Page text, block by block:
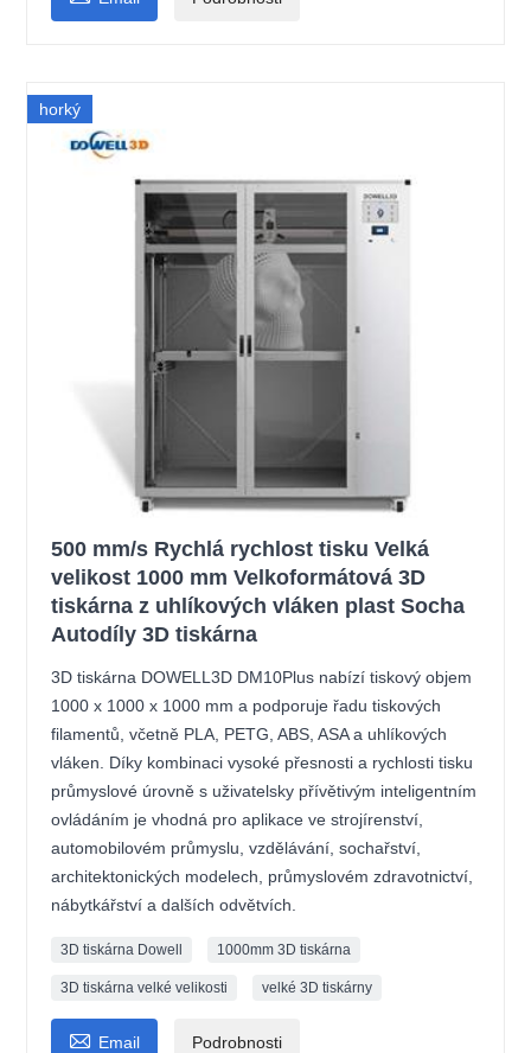
horký
500 mm/s Rychlá rychlost tisku Velká
velikost 1000 mm Velkoformátová 3D
tiskárna z uhlíkových vláken plast Socha
Autodíly 3D tiskárna
3D tiskárna DOWELL3D DM10Plus nabízí tiskový objem
1000 x 1000 x 1000 mm a podporuje řadu tiskových
filamentů, včetně PLA, PETG, ABS, ASA a uhlíkových
vláken. Díky kombinaci vysoké přesnosti a rychlosti tisku
průmyslové úrovně s uživatelsky přívětivým inteligentním
ovládáním je vhodná pro aplikace ve strojírenství,
automobilovém průmyslu, vzdělávání, sochařství,
architektonických modelech, průmyslovém zdravotnictví,
nábytkářství a dalších odvětvích.
3D tiskárna Dowell 1000mm 3D tiskárna
3D tiskárna velké velikosti velké 3D tiskárny
 Email Podrobnosti